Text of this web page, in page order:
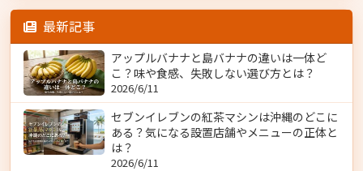
最新記事
アップルバナナと島バナナの違いは一体ど
こ？味や食感、失敗しない選び方とは？
2026/6/11
セブンイレブンの紅茶マシンは沖縄のどこに
ある？気になる設置店舗やメニューの正体と
は？
2026/6/11